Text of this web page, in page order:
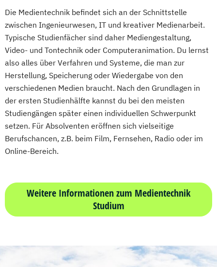
Die Medientechnik befindet sich an der Schnittstelle
zwischen Ingenieurwesen, IT und kreativer Medienarbeit.
Typische Studienfächer sind daher Mediengestaltung,
Video- und Tontechnik oder Computeranimation. Du lernst
also alles über Verfahren und Systeme, die man zur
Herstellung, Speicherung oder Wiedergabe von den
verschiedenen Medien braucht. Nach den Grundlagen in
der ersten Studienhälfte kannst du bei den meisten
Studiengängen später einen individuellen Schwerpunkt
setzen. Für Absolventen eröffnen sich vielseitige
Berufschancen, z.B. beim Film, Fernsehen, Radio oder im
Online-Bereich.
Weitere Informationen zum Medientechnik
Studium